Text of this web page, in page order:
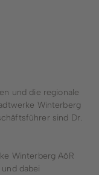
und die regionale
Winterberg
sind Dr.
Winterberg AöR
dabei